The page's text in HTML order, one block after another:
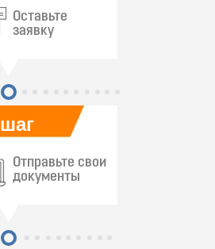
Оставьте
заявку
шаг
Отправьте свои
документы